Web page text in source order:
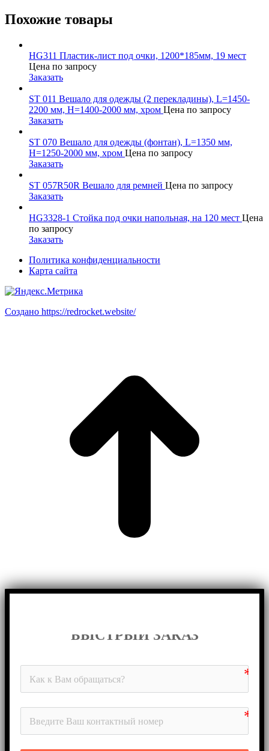
Похожие товары
HG311 Пластик-лист под очки, 1200*185мм, 19 мест
Цена по запросу
Заказать
ST 011 Вешало для одежды (2 перекладины), L=1450-
2200 мм, H=1400-2000 мм, хром Цена по запросу
Заказать
ST 070 Вешало для одежды (фонтан), L=1350 мм,
H=1250-2000 мм, хром Цена по запросу
Заказать
ST 057R50R Вешало для ремней Цена по запросу
Заказать
HG3328-1 Стойка под очки напольная, на 120 мест Цена
по запросу
Заказать
Политика конфиденциальности
Карта сайта
Создано https://redrocket.website/
БЫСТРЫЙ ЗАКАЗ